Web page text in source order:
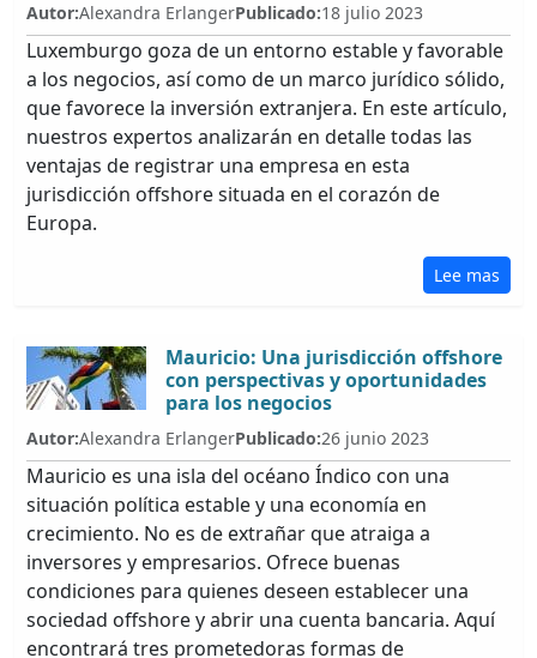
Autor:Alexandra ErlangerPublicado:18 julio 2023
Luxemburgo goza de un entorno estable y favorable
a los negocios, así como de un marco jurídico sólido,
que favorece la inversión extranjera. En este artículo,
nuestros expertos analizarán en detalle todas las
ventajas de registrar una empresa en esta
jurisdicción offshore situada en el corazón de
Europa.
Lee mas
Mauricio: Una jurisdicción offshore
con perspectivas y oportunidades
para los negocios
Autor:Alexandra ErlangerPublicado:26 junio 2023
Mauricio es una isla del océano Índico con una
situación política estable y una economía en
crecimiento. No es de extrañar que atraiga a
inversores y empresarios. Ofrece buenas
condiciones para quienes deseen establecer una
sociedad offshore y abrir una cuenta bancaria. Aquí
encontrará tres prometedoras formas de